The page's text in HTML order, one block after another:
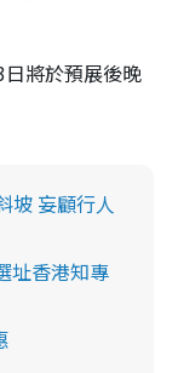
將於預展後晚
坡 妄顧行人
址香港知專